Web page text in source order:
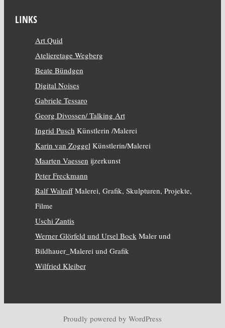
LINKS
Art Quid
Atelieretage Wegberg
Beate Bündgen
Digital Noises
Gabriele Tessaro
Georg Divossen/ Talking Art
Ingrid Pusch Künstlerin /Malerei
Karin van Zoggel Künstlerin/Malerei
Maarten Vaessen ijzerkunst
Peter Freckmann
Ralf WalraffMalerei, Grafik, Skulpturen, Projekte,
Filme
Uschi Zantis
Werner Glörfeld und Ursel Bock Maler und
Bildhauer_Malerei und Grafik
Wilfried Kleiber
Proudly powered by WordPress